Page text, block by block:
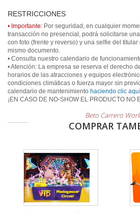
RESTRICCIONES
• Importante: Por seguridad, en cualquier
transacción no presencial, podrá solicitarse
con foto (frente y reverso) y una selfie del
mismo documento.
• Consulta nuestro calendario de
• Atención: La empresa se reserva el derecho
horarios de las atracciones y equipos
condiciones climáticas o fuerza mayor sin
calendario de mantenimiento haciendo clic aquí
¡EN CASO DE NO-SHOW EL PRODUCTO NO
Beto Carrero
COMPRAR